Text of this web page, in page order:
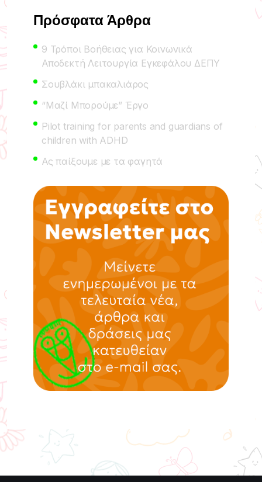
Πρόσφατα Άρθρα
9 Τρόποι Βοήθειας για Κοινωνικά
Αποδεκτή Λειτουργία Εγκεφάλου ΔΕΠΥ
Σουβλάκι μπακαλιάρος
“Μαζί Μπορούμε” Έργο
Pilot training for parents and guardians of
children with ADHD
Ας παίξουμε με τα φαγητά